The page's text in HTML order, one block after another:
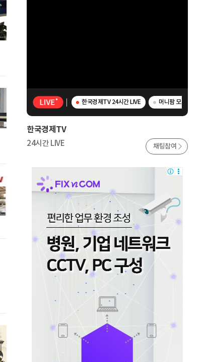
한국경제TV 24시간 LIVE 머니팜 모닝라이브
한국경제TV
24시간 LIVE 채팅참여